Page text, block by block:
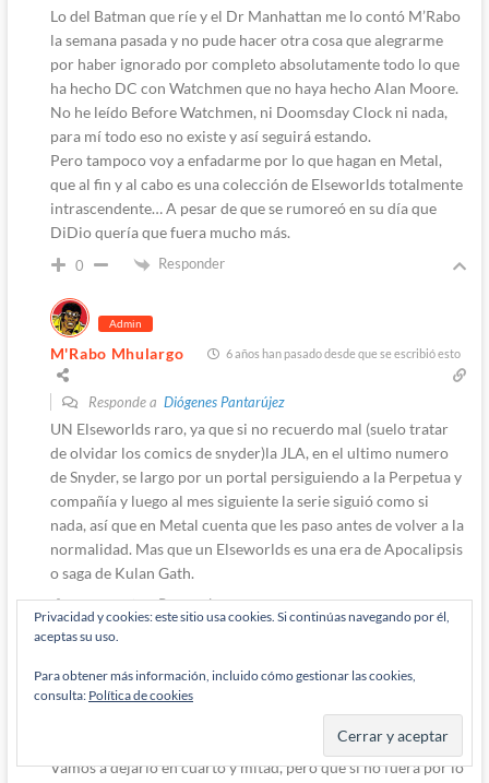
Lo del Batman que ríe y el Dr Manhattan me lo contó M’Rabo
la semana pasada y no pude hacer otra cosa que alegrarme
por haber ignorado por completo absolutamente todo lo que
ha hecho DC con Watchmen que no haya hecho Alan Moore.
No he leído Before Watchmen, ni Doomsday Clock ni nada,
para mí todo eso no existe y así seguirá estando.
Pero tampoco voy a enfadarme por lo que hagan en Metal,
que al fin y al cabo es una colección de Elseworlds totalmente
intrascendente… A pesar de que se rumoreó en su día que
DiDio quería que fuera mucho más.
0 Responder
Admin
M'Rabo Mhulargo 6 años han pasado desde que se escribió esto
Responde a Diógenes Pantarújez
UN Elseworlds raro, ya que si no recuerdo mal (suelo tratar
de olvidar los comics de snyder)la JLA, en el ultimo numero
de Snyder, se largo por un portal persiguiendo a la Perpetua y
compañía y luego al mes siguiente la serie siguió como si
nada, así que en Metal cuenta que les paso antes de volver a la
normalidad. Mas que un Elseworlds es una era de Apocalipsis
o saga de Kulan Gath.
0 Responder
Diógenes Pantarújez
Vamos a dejarlo en cuarto y mitad, pero que si no fuera por lo
Privacidad y cookies: este sitio usa cookies. Si continúas navegando por él,
aceptas su uso.
Para obtener más información, incluido cómo gestionar las cookies,
consulta: Política de cookies